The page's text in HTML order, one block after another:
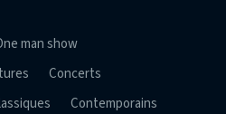
man show
Concerts
Contemporains